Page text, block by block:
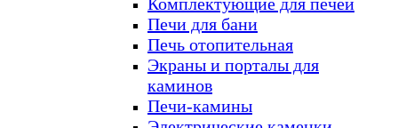
Печи для бани
Печь отопительная
Экраны и порталы для
каминов
Печи-камины